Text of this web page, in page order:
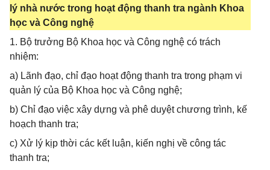
lý nhà nước trong hoạt động thanh tra ngành Khoa
học và Công nghệ
1. Bộ trưởng Bộ Khoa học và Công nghệ có trách
nhiệm:
a) Lãnh đạo, chỉ đạo hoạt động thanh tra trong phạm vi
quản lý của Bộ Khoa học và Công nghệ;
b) Chỉ đạo việc xây dựng và phê duyệt chương trình, kế
hoạch thanh tra;
c) Xử lý kịp thời các kết luận, kiến nghị về công tác
thanh tra;